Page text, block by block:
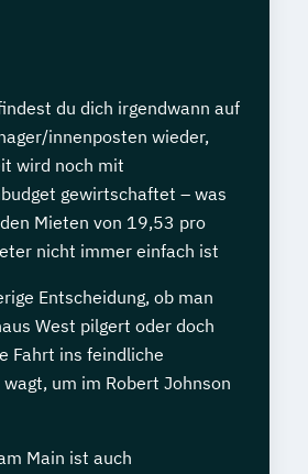
du dich irgendwann auf
innenposten wieder,
wird noch mit
gewirtschaftet – was
Mieten von 19,53 pro
nicht immer einfach ist
Entscheidung, ob man
West pilgert oder doch
Fahrt ins feindliche
wagt, um im Robert Johnson
Main ist auch